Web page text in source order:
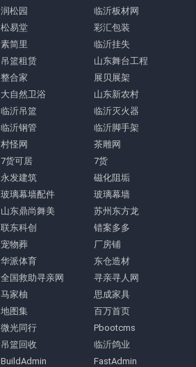
润松园
临沂板材网
松易堂
彩汇包装
素简里
临沂挂失
吊篮租赁
山东舞台工程
整合家
展贝展架
大自然卫浴
山东新农村
临沂吊篮
临沂灭火器
临沂钢管
临沂脚手架
村怪网
茶雕网
7货可居
7货
永发建筑
磁化阻垢
玻璃幕墙配件
玻璃幕墙
山东鼎尚舞美
苏州东方龙
联东科创
错案多多
宠物葬
厂房铺
华派体育
东仓造材
全国救助寻亲网
寻亲寻人网
马家柚
思成家具
地图集
百万首页
微光同行
Pbootcms
吊篮回收
临沂鸽业
BuildAdmin
FastAdmin